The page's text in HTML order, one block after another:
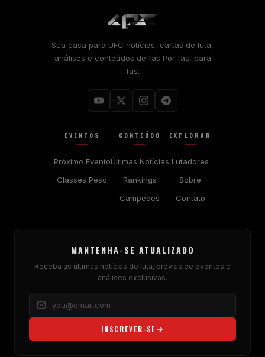
Sua casa para UFC notícias, cartas de luta,
análises e conteúdos de fãs Por fãs, para
fãs.
EVENTOS
Próximo Evento
Classes Peso
CONTEÚDO
Últimas Notícias
Rankings
Campeões
EXPLORAR
Lutadores
Sobre
Contato
MANTENHA-SE ATUALIZADO
Receba as últimas notícias de luta, prévias de eventos e
análises exclusivas.
INSCREVER-SE